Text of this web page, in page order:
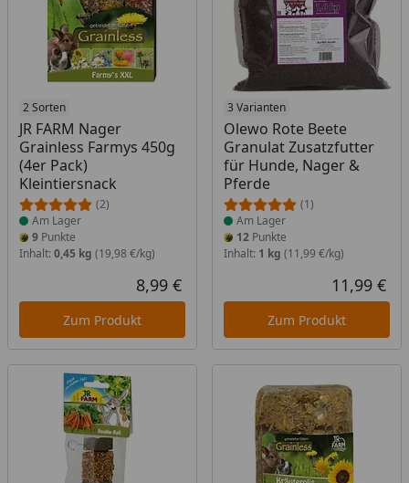
2 Sorten
JR FARM Nager
Grainless Farmys 450g
(4er Pack)
Kleintiersnack
(2)
Produkt am Lager
Am Lager
9 Punkte
Inhalt: 0,45 kg (19,98 €/kg)
Aktueller Preis
8,99 €
Zum Produkt
3 Varianten
Olewo Rote Beete
Granulat Zusatzfutter
für Hunde, Nager &
Pferde
(1)
Produkt am Lager
Am Lager
12Punkte
Inhalt: 1 kg (11,99 €/kg)
11,99 €
Zum Produkt